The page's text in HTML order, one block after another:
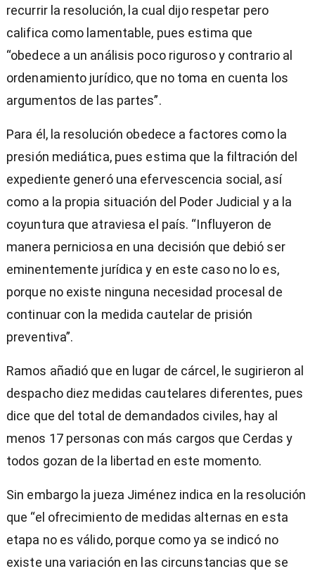
recurrir la resolución, la cual dijo respetar pero
califica como lamentable, pues estima que
“obedece a un análisis poco riguroso y contrario al
ordenamiento jurídico, que no toma en cuenta los
argumentos de las partes”.
Para él, la resolución obedece a factores como la
presión mediática, pues estima que la filtración del
expediente generó una efervescencia social, así
como a la propia situación del Poder Judicial y a la
coyuntura que atraviesa el país. “Influyeron de
manera perniciosa en una decisión que debió ser
eminentemente jurídica y en este caso no lo es,
porque no existe ninguna necesidad procesal de
continuar con la medida cautelar de prisión
preventiva”.
Ramos añadió que en lugar de cárcel, le sugirieron al
despacho diez medidas cautelares diferentes, pues
dice que del total de demandados civiles, hay al
menos 17 personas con más cargos que Cerdas y
todos gozan de la libertad en este momento.
Sin embargo la jueza Jiménez indica en la resolución
que “el ofrecimiento de medidas alternas en esta
etapa no es válido, porque como ya se indicó no
existe una variación en las circunstancias que se